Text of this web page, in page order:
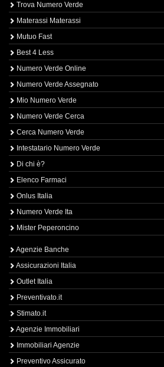
Trova Numero Verde
Materassi Materassi
Mutuo Fast
Best 4 Less
Numero Verde Online
Numero Verde Assegnato
Mio Numero Verde
Numero Verde Cerca
Cerca Numero Verde
Intestatario Numero Verde
Di chi è?
Elenco Farmaci
Onlus Italia
Numero Verde Ita
Mister Peperoncino
Agenzie Banche
Assicurazioni Italia
Outlet Italia
Preventivato.it
Stimato.it
Agenzie Immobiliari
Immobiliari Agenzie
Preventivo Assicurato